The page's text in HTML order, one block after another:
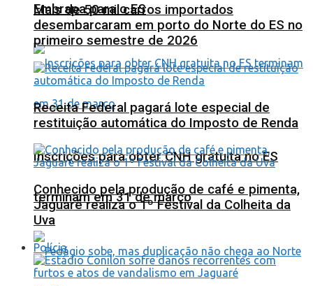
Embrapa para o ES
Inscrições para obter CNH gratuita no ES
terminam em 31 de março
Mais de 50 mil carros importados
desembarcaram em porto do Norte do ES no
primeiro semestre de 2026
Receita Federal pagará lote especial de
restituição automática do Imposto de Renda
Conhecido pela produção de café e pimenta,
Jaguaré realiza o 1º Festival da Colheita da
Uva
Polícia